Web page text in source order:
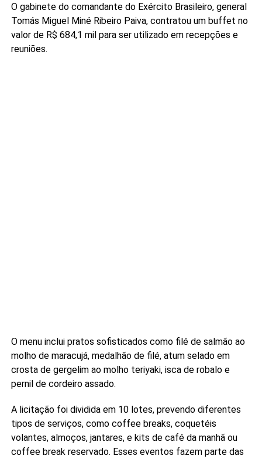
O gabinete do comandante do Exército Brasileiro, general
Tomás Miguel Miné Ribeiro Paiva, contratou um buffet no
valor de R$ 684,1 mil para ser utilizado em recepções e
reuniões.
O menu inclui pratos sofisticados como filé de salmão ao
molho de maracujá, medalhão de filé, atum selado em
crosta de gergelim ao molho teriyaki, isca de robalo e
pernil de cordeiro assado.
A licitação foi dividida em 10 lotes, prevendo diferentes
tipos de serviços, como coffee breaks, coquetéis
volantes, almoços, jantares, e kits de café da manhã ou
coffee break reservado. Esses eventos fazem parte das